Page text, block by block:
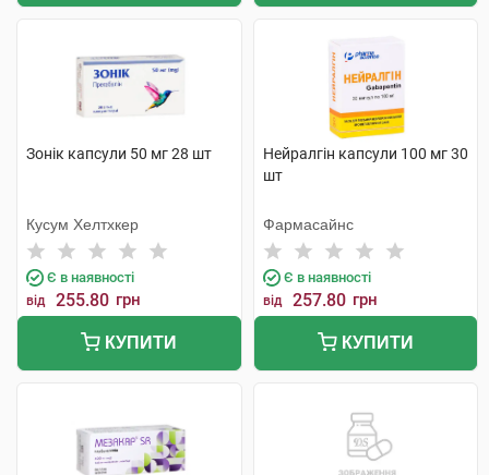
Зонік капсули 50 мг 28 шт
Кусум Хелтхкер
Є в наявності
від 255.80 грн
КУПИТИ
Нейралгін капсули 100 мг 30
шт
Фармасайнс
Є в наявності
від 257.80 грн
КУПИТИ